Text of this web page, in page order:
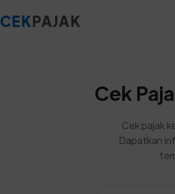
CEKPAJAK
Cek
Cek pajak
Dapatkan